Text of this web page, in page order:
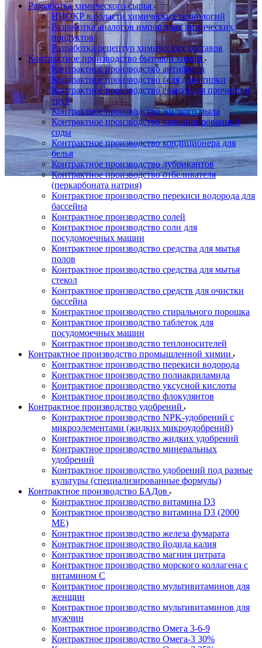
Разработка химического сырья
НИОКР в области химических технологий
Разработка аналогов импортных химических
продуктов
Разработка рецептур химических составов
Контрактное производство бытовой химии
Контрактное производство антифриза
Контрактное производство геля для стирки
Контрактное производство гранул для прочистки
труб
Контрактное производство жидкого мыла
Контрактное производство кальцинированной
соды
Контрактное производство кондиционера для
белья
Контрактное производство лубрикантов
Контрактное производство отбеливателя
(перкарбоната натрия)
Контрактное производство перекиси водорода для
бассейна
Контрактное производство солей
Контрактное производство соли для
посудомоечных машин
Контрактное производство средства для мытья
полов
Контрактное производство средства для мытья
стекол
Контрактное производство средств для очистки
бассейна
Контрактное производство стирального порошка
Контрактное производство таблеток для
посудомоечных машин
Контрактное производство теплоносителей
Контрактное производство промышленной химии
Контрактное производство перекиси водорода
Контрактное производство полиакриламида
Контрактное производство уксусной кислоты
Контрактное производство флокулянтов
Контрактное производство удобрений
Контрактное производство NPK-удобрений с
микроэлементами (жидких микроудобрений)
Контрактное производство жидких удобрений
Контрактное производство минеральных
удобрений
Контрактное производство удобрений под разные
культуры (специализированные формулы)
Контрактное производство БАДов
Контрактное производство витамина D3
Контрактное производство витамина D3 (2000
МЕ)
Контрактное производство железа фумарата
Контрактное производство йодида калия
Контрактное производство магния цитрата
Контрактное производство морского коллагена с
витамином С
Контрактное производство мультивитаминов для
женщин
Контрактное производство мультивитаминов для
мужчин
Контрактное производство Омега 3-6-9
Контрактное производство Омега-3 30%